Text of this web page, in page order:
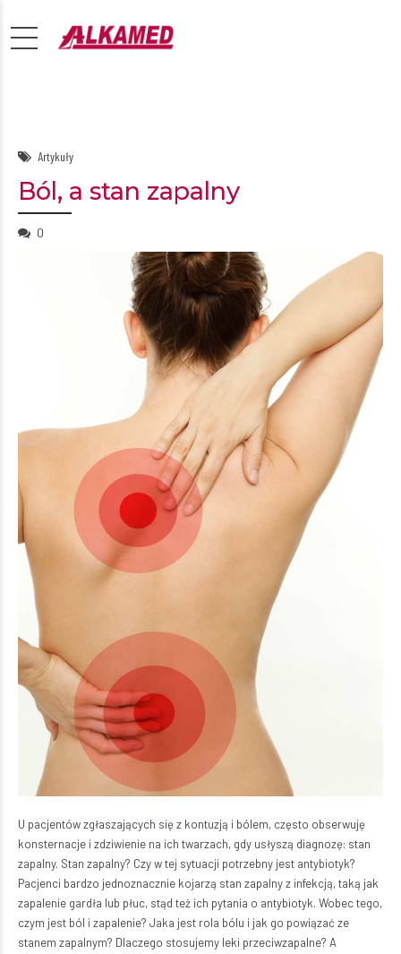
Artykuły
Ból, a stan zapalny
0
U pacjentów zgłaszających się z kontuzją i bólem, często obserwuję
konsternacje i zdziwienie na ich twarzach, gdy usłyszą diagnozę: stan
zapalny. Stan zapalny? Czy w tej sytuacji potrzebny jest antybiotyk?
Pacjenci bardzo jednoznacznie kojarzą stan zapalny z infekcją, taką jak
zapalenie gardła lub płuc, stąd też ich pytania o antybiotyk. Wobec tego,
czym jest ból i zapalenie? Jaka jest rola bólu i jak go powiązać ze
stanem zapalnym? Dlaczego stosujemy leki przeciwzapalne? A